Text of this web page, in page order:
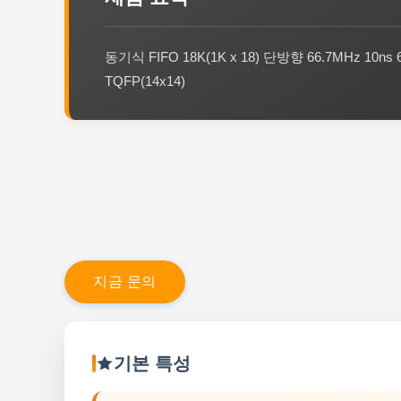
동기식 FIFO 18K(1K x 18) 단방향 66.7MHz 10ns
TQFP(14x14)
지 금 문의
기본 특성